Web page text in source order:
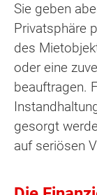
Sie geben
Privatsphäre
des
oder eine
beauftragen.
gesorgt
auf seriösen